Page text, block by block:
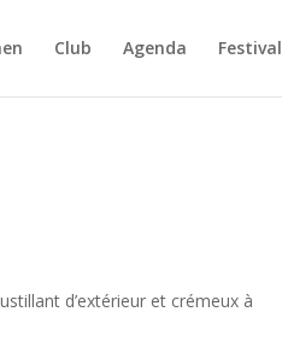
Club Agenda Festival
d’extérieur et crémeux à